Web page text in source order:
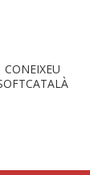
CONEIXEU